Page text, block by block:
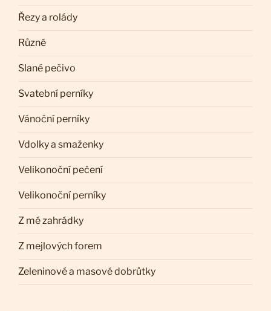
Řezy a rolády
Různé
Slané pečivo
Svatební perníky
Vánoční perníky
Vdolky a smaženky
Velikonoční pečení
Velikonoční perníky
Z mé zahrádky
Z mejlových forem
Zeleninové a masové dobrůtky